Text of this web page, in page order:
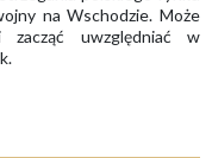
na Wschodzie. Może
uwzględniać w